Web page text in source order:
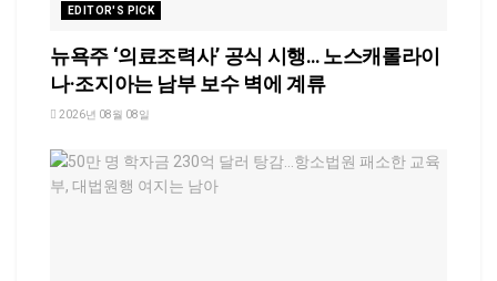
EDITOR'S PICK
뉴욕주 ‘의료조력사’ 공식 시행… 노스캐롤라이
나·조지아는 남부 보수 벽에 계류
2026년 08월 08일